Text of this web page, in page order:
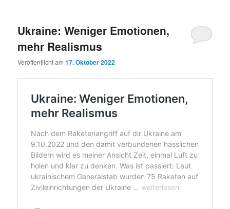
Ukraine: Weniger Emotionen,
mehr Realismus
Veröffentlicht am17. Oktober 2022